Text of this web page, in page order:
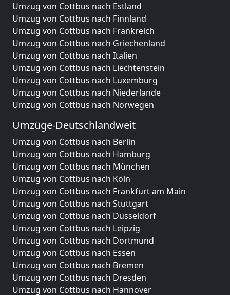
Umzug von Cottbus nach Estland
Umzug von Cottbus nach Finnland
Umzug von Cottbus nach Frankreich
Umzug von Cottbus nach Griechenland
Umzug von Cottbus nach Italien
Umzug von Cottbus nach Liechtenstein
Umzug von Cottbus nach Luxemburg
Umzug von Cottbus nach Niederlande
Umzug von Cottbus nach Norwegen
Umzüge-Deutschlandweit
Umzug von Cottbus nach Berlin
Umzug von Cottbus nach Hamburg
Umzug von Cottbus nach München
Umzug von Cottbus nach Köln
Umzug von Cottbus nach Frankfurt am Main
Umzug von Cottbus nach Stuttgart
Umzug von Cottbus nach Düsseldorf
Umzug von Cottbus nach Leipzig
Umzug von Cottbus nach Dortmund
Umzug von Cottbus nach Essen
Umzug von Cottbus nach Bremen
Umzug von Cottbus nach Dresden
Umzug von Cottbus nach Hannover